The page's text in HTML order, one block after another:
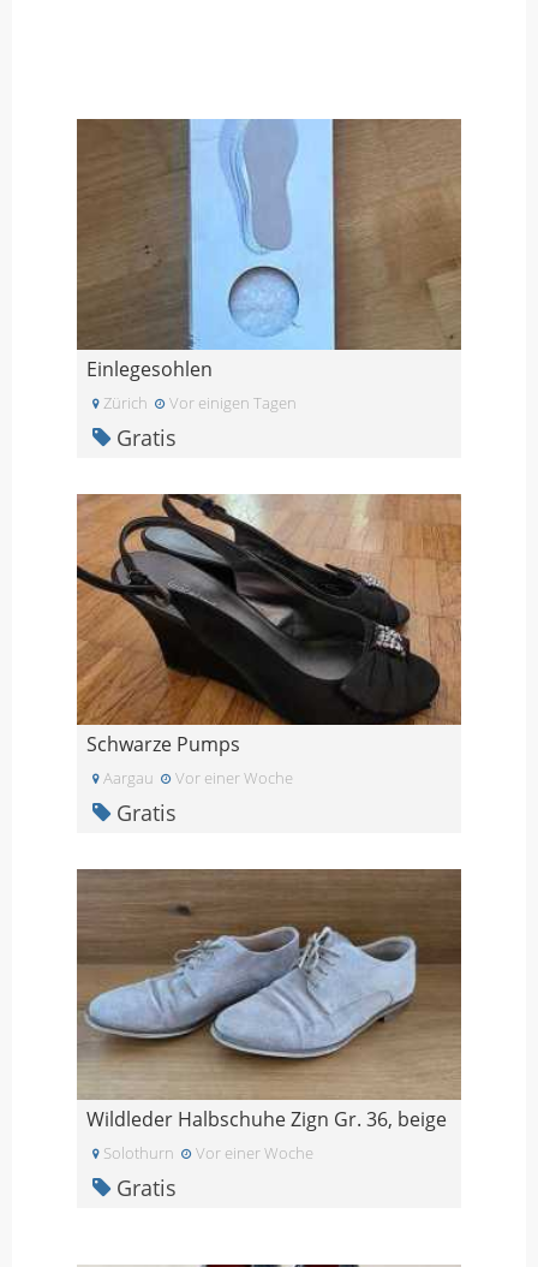
Einlegesohlen
Zürich Vor einigen Tagen
Gratis
Schwarze Pumps
Aargau Vor einer Woche
Gratis
Wildleder Halbschuhe Zign Gr. 36, beige
Solothurn Vor einer Woche
Gratis